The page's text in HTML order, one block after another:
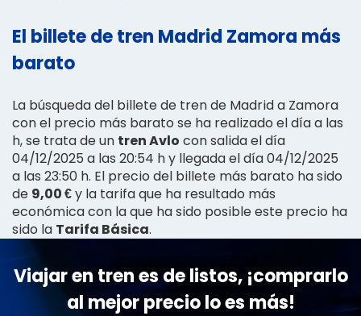
El billete de tren Madrid Zamora más
barato
La búsqueda del billete de tren de Madrid a Zamora
con el precio más barato se ha realizado el día a las
h, se trata de un tren Avlo con salida el día
04/12/2025 a las 20:54 h y llegada el día 04/12/2025
a las 23:50 h. El precio del billete más barato ha sido
de 9,00 €y la tarifa que ha resultado más
económica con la que ha sido posible este precio ha
sido la Tarifa Básica.
Viajar en tren es de listos, ¡comprarlo
al mejor precio lo es más!